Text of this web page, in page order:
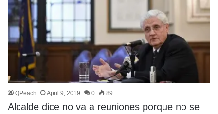
QPeach April 9, 2019 0 89
Alcalde dice no va a reuniones porque no se